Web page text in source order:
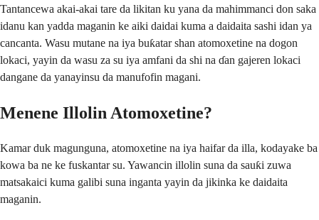
Tantancewa akai-akai tare da likitan ku yana da mahimmanci don saka
idanu kan yadda maganin ke aiki daidai kuma a daidaita sashi idan ya
cancanta. Wasu mutane na iya buƙatar shan atomoxetine na dogon
lokaci, yayin da wasu za su iya amfani da shi na ɗan gajeren lokaci
dangane da yanayinsu da manufofin magani.
Menene Illolin Atomoxetine?
Kamar duk magunguna, atomoxetine na iya haifar da illa, kodayake ba
kowa ba ne ke fuskantar su. Yawancin illolin suna da sauƙi zuwa
matsakaici kuma galibi suna inganta yayin da jikinka ke daidaita
maganin.